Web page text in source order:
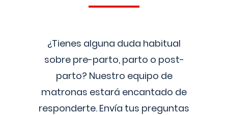
¿Tienes alguna duda habitual
sobre pre-parto, parto o post-
parto? Nuestro equipo de
matronas estará encantado de
responderte. Envía tus preguntas